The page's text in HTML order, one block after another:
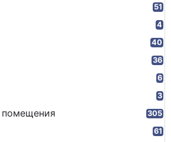
51
4
40
36
6
3
305
61